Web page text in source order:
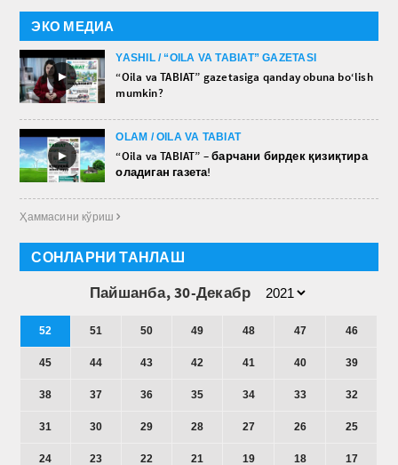
ЭКО МЕДИА
►
YASHIL / “OILA VA TABIAT” GAZETASI
“Oila va TABIAT” gazetasiga qanday obuna bo‘lish
mumkin?
►
OLAM / OILA VA TABIAT
“Oila va TABIAT” – барчани бирдек қизиқтира
оладиган газета!
Ҳаммасини кўриш 
СОНЛАРНИ ТАНЛАШ
Пайшанба, 30-Декабр
52 51 50 49 48 47 46
45 44 43 42 41 40 39
38 37 36 35 34 33 32
31 30 29 28 27 26 25
24 23 22 21 19 18 17